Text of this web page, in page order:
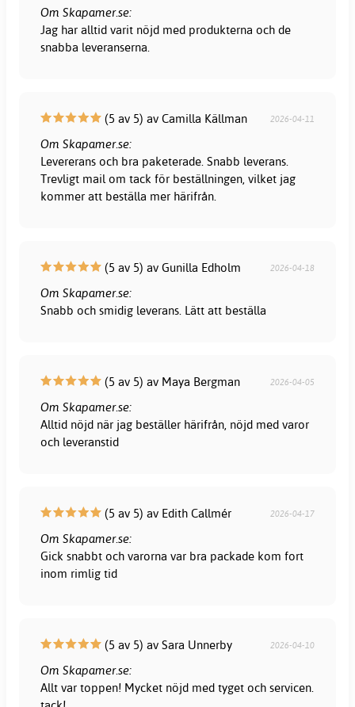
Om Skapamer.se:
Jag har alltid varit nöjd med produkterna och de
snabba leveranserna.
(5 av 5) av Camilla Källman 2026-04-11
Om Skapamer.se:
Levererans och bra paketerade. Snabb leverans.
Trevligt mail om tack för beställningen, vilket jag
kommer att beställa mer härifrån.
(5 av 5) av Gunilla Edholm 2026-04-18
Om Skapamer.se:
Snabb och smidig leverans. Lätt att beställa
(5 av 5) av Maya Bergman 2026-04-05
Om Skapamer.se:
Alltid nöjd när jag beställer härifrån, nöjd med varor
och leveranstid
(5 av 5) av Edith Callmér 2026-04-17
Om Skapamer.se:
Gick snabbt och varorna var bra packade kom fort
inom rimlig tid
(5 av 5) av Sara Unnerby 2026-04-10
Om Skapamer.se:
Allt var toppen! Mycket nöjd med tyget och servicen.